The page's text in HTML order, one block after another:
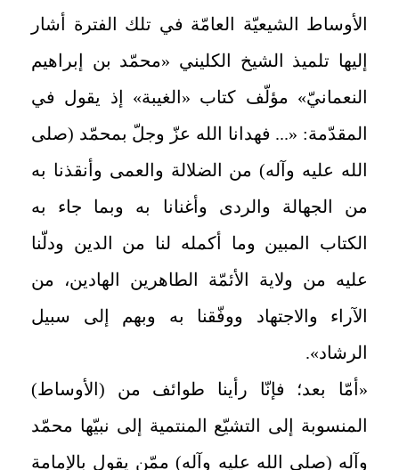
الأوساط الشيعيّة العامّة في تلك الفترة أشار
إليها تلميذ الشيخ الكليني «محمّد بن إبراهيم
النعمانيّ» مؤلّف كتاب «الغيبة» إذ يقول في
المقدّمة: «... فهدانا الله عزّ وجلّ بمحمّد (صلى
الله عليه وآله) من الضلالة والعمى وأنقذنا به
من الجهالة والردى وأغنانا به وبما جاء به
الكتاب المبين وما أكمله لنا من الدين ودلّنا
عليه من ولاية الأئمّة الطاهرين الهادين، من
الآراء والاجتهاد ووفّقنا به وبهم إلى سبيل
الرشاد».
«أمّا بعد؛ فإنّا رأينا طوائف من (الأوساط)
المنسوبة إلى التشيّع المنتمية إلى نبيّها محمّد
وآله (صلى الله عليه وآله) ممّن يقول بالإمامة